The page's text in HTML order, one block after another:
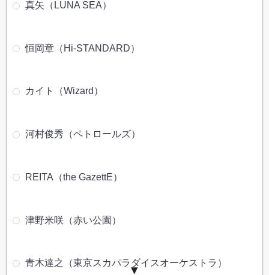
真矢（LUNA SEA）
恒岡章（Hi-STANDARD）
カイト（Wizard）
河村俊秀（ペトロールズ）
REITA（the GazettE）
津野米咲（赤い公園）
青木達之（東京スカパラダイスオーケストラ）